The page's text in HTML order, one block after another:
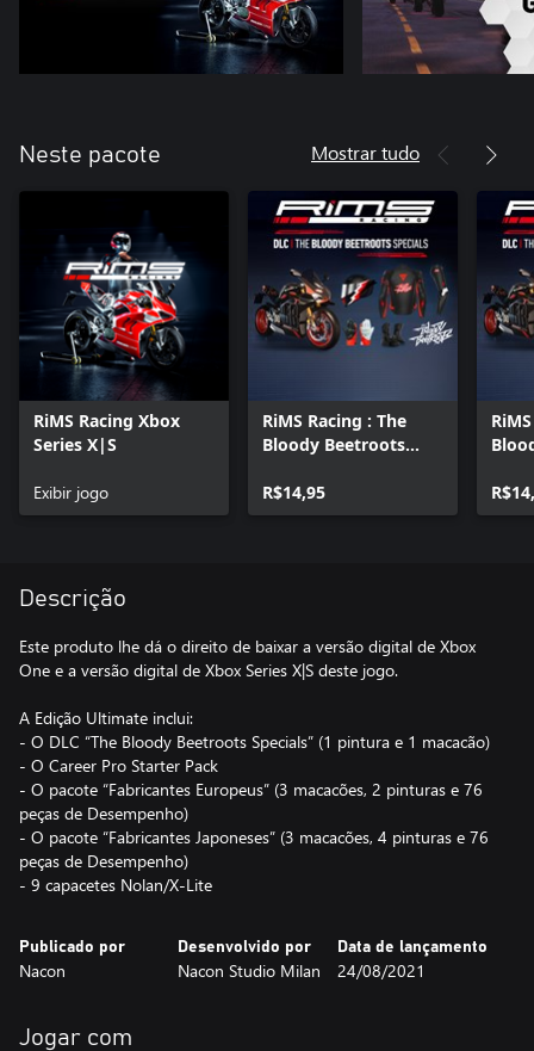
Neste pacote Mostrar tudo
RiMS Racing Xbox
Series X|S
Exibir jogo
RiMS Racing : The
Bloody Beetroots
R$14,95
X|S
Descrição
Este produto lhe dá o direito de baixar a versão digital de Xbox
One e a versão digital de Xbox Series X|S deste jogo.
A Edição Ultimate inclui:
- O DLC “The Bloody Beetroots Specials” (1 pintura e 1 macacão)
- O Career Pro Starter Pack
- O pacote “Fabricantes Europeus” (3 macacões, 2 pinturas e 76
peças de Desempenho)
- O pacote “Fabricantes Japoneses” (3 macacões, 4 pinturas e 76
peças de Desempenho)
- 9 capacetes Nolan/X-Lite
Publicado por
Nacon
Desenvolvido por
Nacon Studio Milan
Data de lançamento
24/08/2021
Jogar com